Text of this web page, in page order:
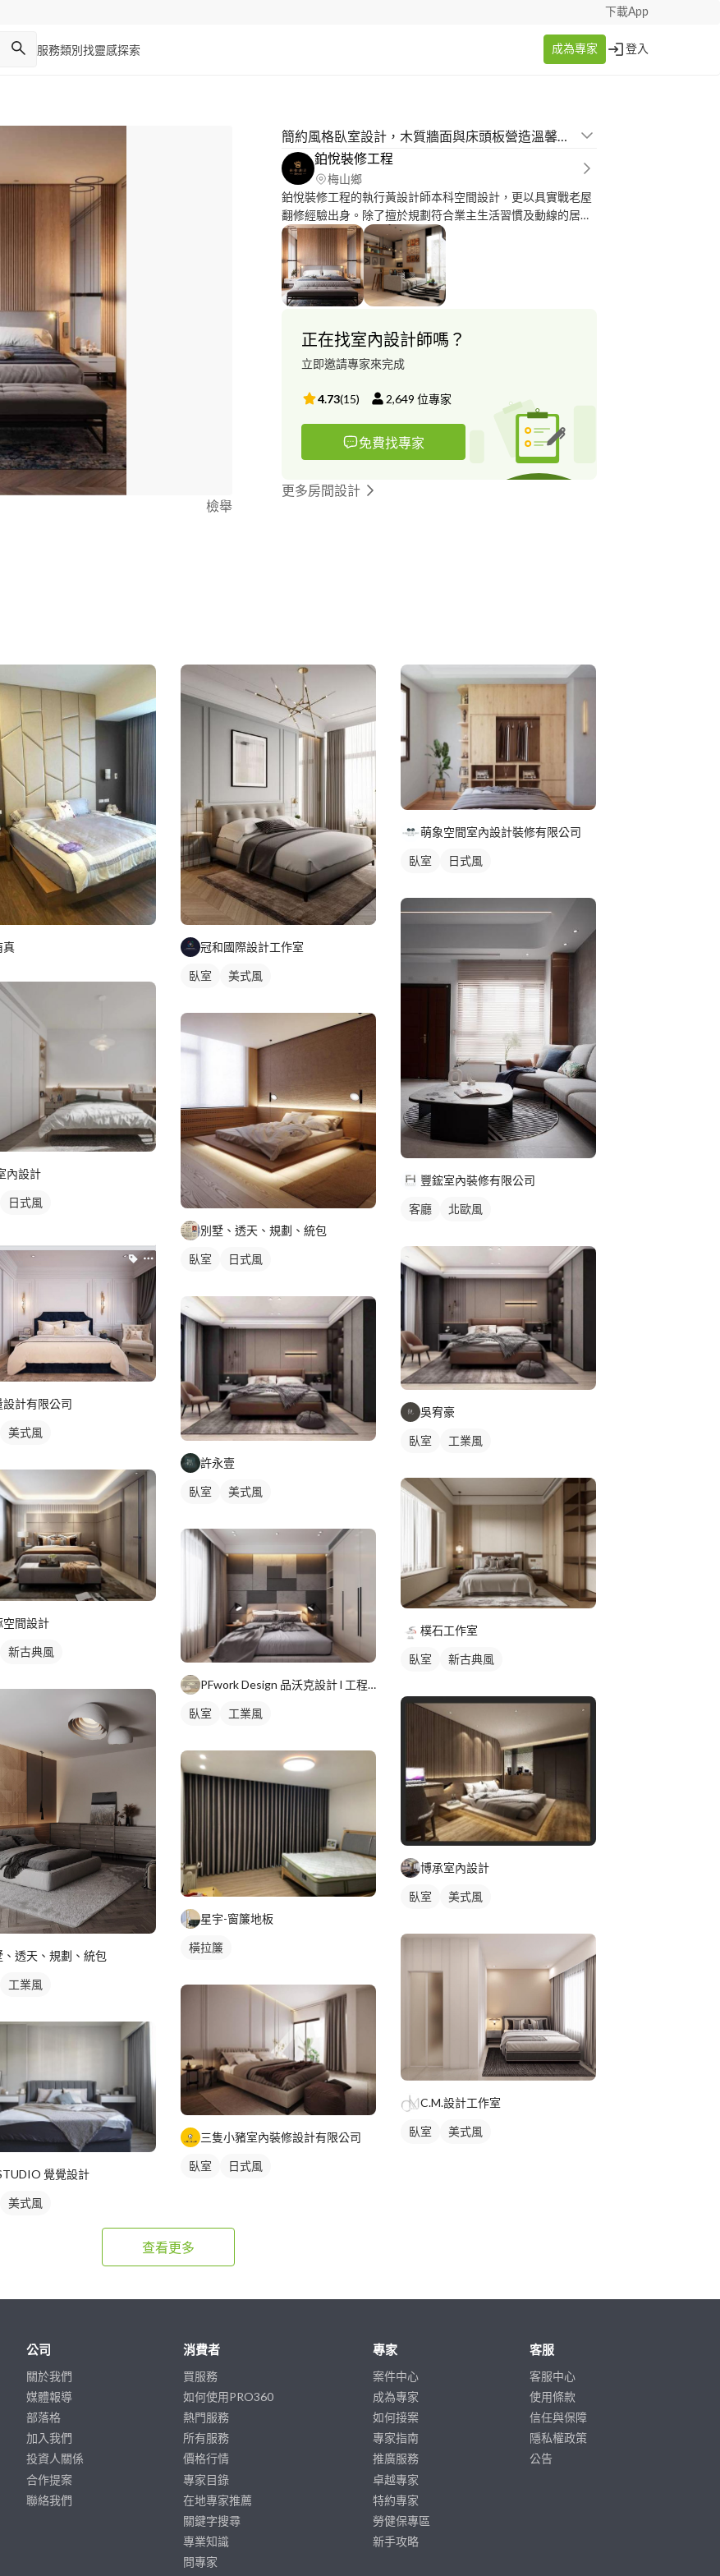
下載App
服務類別 找靈感探索 成為專家 登入
檢舉
簡約風格臥室設計，木質牆面與床頭板營造溫馨舒適感
鉑悅裝修工程
梅山鄉
鉑悅裝修工程的執行黃設計師本科空間設計，更以具實戰老屋
翻修經驗出身。除了擅於規劃符合業主生活習慣及動線的居家
設計，更經手多家早午餐店，甜點店，咖啡廳等商業空間。
正在找室內設計師嗎？
立即邀請專家來完成
4.73(15) 2,649 位專家
免費找專家
更多房間設計
真
內設計
日式風
設計有限公司
美式風
空間設計
新古典風
、透天、規劃、統包
工業風
覺覺設計
美式風
冠和國際設計工作室
臥室 美式風
別墅、透天、規劃、統包
臥室 日式風
許永壹
臥室 美式風
PFwork Design 品沃克設計 l 工程 安信建築經理屢約保證
臥室 工業風
星宇-窗簾地板
橫拉簾
三隻小豬室內裝修設計有限公司
臥室 日式風
萌象空間室內設計裝修有限公司
臥室 日式風
豐鋐室內裝修有限公司
客廳 北歐風
吳宥豪
臥室 工業風
樸石工作室
臥室 新古典風
博承室內設計
臥室 美式風
C.M.設計工作室
臥室 美式風
查看更多
公司
關於我們
媒體報導
部落格
加入我們
投資人關係
合作提案
聯絡我們
消費者
買服務
如何使用PRO360
熱門服務
所有服務
價格行情
專家目錄
在地專家推薦
關鍵字搜尋
專業知識
問專家
專家
案件中心
成為專家
如何接案
專家指南
推廣服務
卓越專家
特約專家
勞健保專區
新手攻略
客服
客服中心
使用條款
信任與保障
隱私權政策
公告